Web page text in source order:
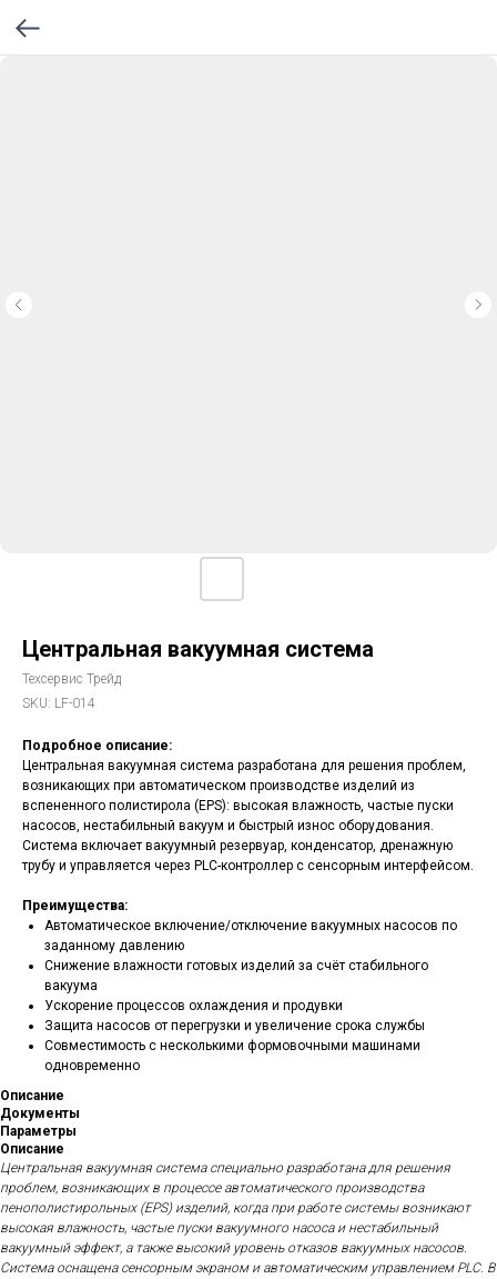
Центральная вакуумная система
Техсервис Трейд
SKU: LF-014
Подробное описание:
Центральная вакуумная система разработана для решения проблем,
возникающих при автоматическом производстве изделий из
вспененного полистирола (EPS): высокая влажность, частые пуски
насосов, нестабильный вакуум и быстрый износ оборудования.
Система включает вакуумный резервуар, конденсатор, дренажную
трубу и управляется через PLC-контроллер с сенсорным интерфейсом.
Преимущества:
Автоматическое включение/отключение вакуумных насосов по
заданному давлению
Снижение влажности готовых изделий за счёт стабильного
вакуума
Ускорение процессов охлаждения и продувки
Защита насосов от перегрузки и увеличение срока службы
Совместимость с несколькими формовочными машинами
одновременно
Описание
Документы
Параметры
Описание
Центральная вакуумная система специально разработана для решения
проблем, возникающих в процессе автоматического производства
пенополистирольных (EPS) изделий, когда при работе системы возникают
высокая влажность, частые пуски вакуумного насоса и нестабильный
вакуумный эффект, а также высокий уровень отказов вакуумных насосов.
Система оснащена сенсорным экраном и автоматическим управлением PLC. В